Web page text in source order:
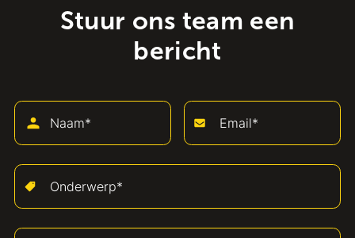
Stuur ons team een
bericht